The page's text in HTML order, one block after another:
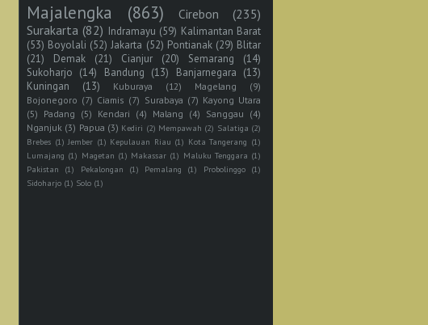
Majalengka (863) Cirebon
(235)
Surakarta (82) Indramayu (59) Kalimantan Barat
(53) Boyolali (52) Jakarta (52) Pontianak (29) Blitar
(21)
Demak (21) Cianjur (20) Semarang
(14)
Sukoharjo (14) Bandung (13) Banjarnegara (13)
Kuningan
(13) Kuburaya (12) Magelang
(9)
Bojonegoro (7) Ciamis (7) Surabaya (7) Kayong Utara
(5) Padang (5) Kendari (4) Malang (4) Sanggau (4)
Nganjuk (3) Papua (3) Kediri (2) Mempawah (2) Salatiga (2)
Brebes (1) Jember (1) Kepulauan Riau (1) Kota Tangerang (1)
Lumajang (1) Magetan (1) Makassar (1) Maluku Tenggara (1)
Pakistan
(1) Pekalongan (1) Pemalang (1) Probolinggo (1)
Sidoharjo (1) Solo (1)